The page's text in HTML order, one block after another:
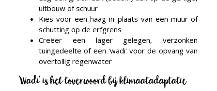
uitbouw of schuur
Kies voor een haag in plaats van een muur of
schutting op de erfgrens
Creëer een lager gelegen, verzonken
tuingedeelte of een 'wadi' voor de opvang van
overtollig regenwater
'Wadi' is het toverwoord bij klimaatadaptatie